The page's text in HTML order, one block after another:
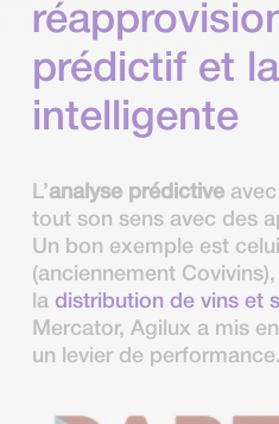
prédictif et
intelligente
L’analyse prédictiveavec
tout son sens avec des
Un bon exemple est
(anciennement
la distribution de vins et
Mercator, Agilux a mis
un levier de performance.